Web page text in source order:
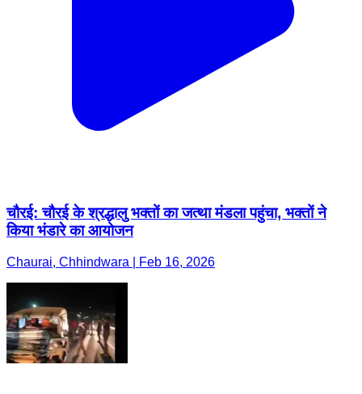
चौरई: चौरई के श्रद्धालु भक्तों का जत्था मंडला पहुंचा, भक्तों ने
किया भंडारे का आयोजन
Chaurai, Chhindwara | Feb 16, 2026